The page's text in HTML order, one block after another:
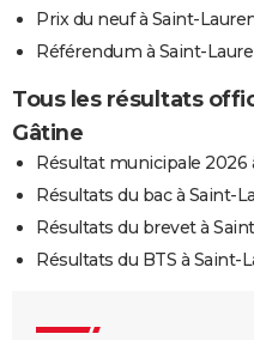
Prix du neuf à Saint-
Référendum à Saint-
Tous les résultats
Gâtine
Résultat municipale 2026
Résultats du bac à Saint-
Résultats du brevet à
Résultats du BTS à Saint-